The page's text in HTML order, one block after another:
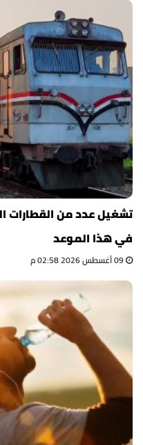
تشغيل عدد من القطارات
في هذا الموعد